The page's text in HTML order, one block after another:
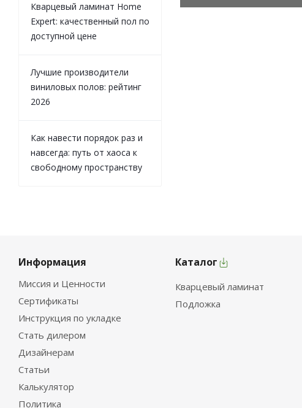
Кварцевый ламинат Home
Expert: качественный пол по
доступной цене
Лучшие производители
виниловых полов: рейтинг
2026
Как навести порядок раз и
навсегда: путь от хаоса к
свободному пространству
Информация
Миссия и Ценности
Сертификаты
Инструкция по укладке
Стать дилером
Дизайнерам
Статьи
Калькулятор
Политика
Каталог
Кварцевый ламинат
Подложка